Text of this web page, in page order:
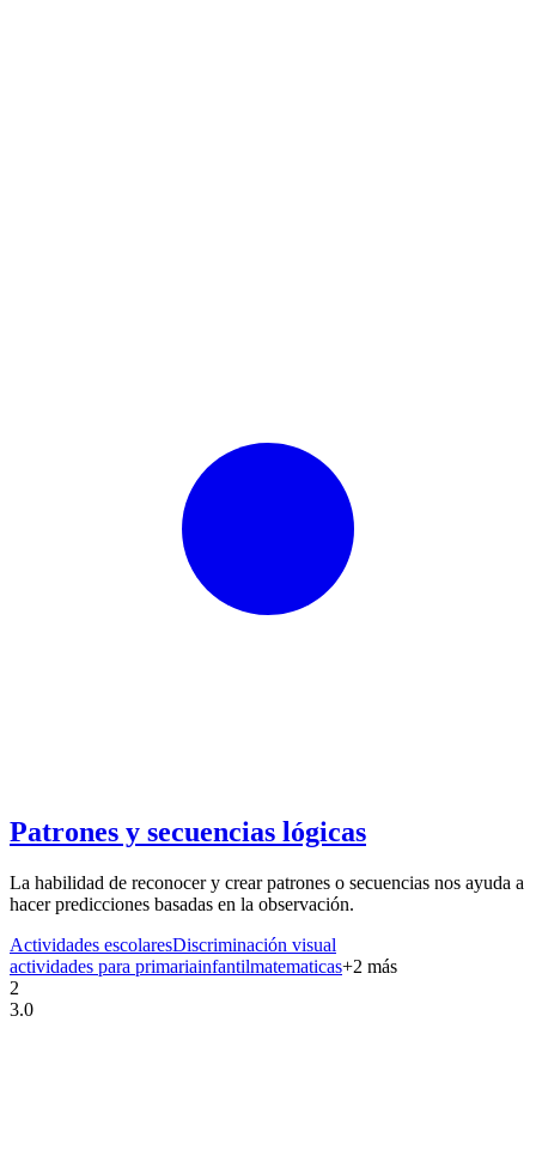
Patrones y secuencias lógicas
La habilidad de reconocer y crear patrones o secuencias nos ayuda a
hacer predicciones basadas en la observación.
Actividades escolaresDiscriminación visual
actividades para primariainfantilmatematicas+2 más
2
3.0